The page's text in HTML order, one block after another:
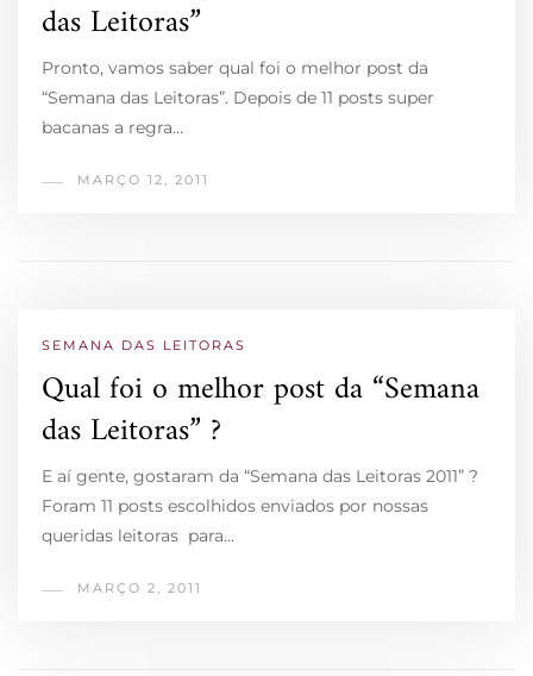
das Leitoras”
Pronto, vamos saber qual foi o melhor post da
“Semana das Leitoras”. Depois de 11 posts super
bacanas a regra…
MARÇO 12, 2011
SEMANA DAS LEITORAS
Qual foi o melhor post da “Semana
das Leitoras” ?
E aí gente, gostaram da “Semana das Leitoras 2011” ?
Foram 11 posts escolhidos enviados por nossas
queridas leitoras para…
MARÇO 2, 2011